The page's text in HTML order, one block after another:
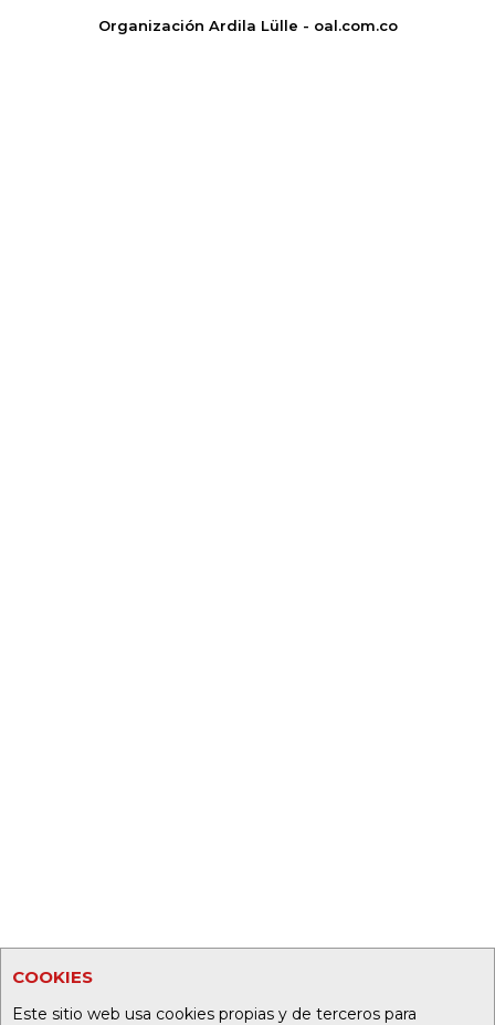
COOKIES
Este sitio web usa cookies propias y de terceros para
Organización Ardila Lülle - oal.com.co